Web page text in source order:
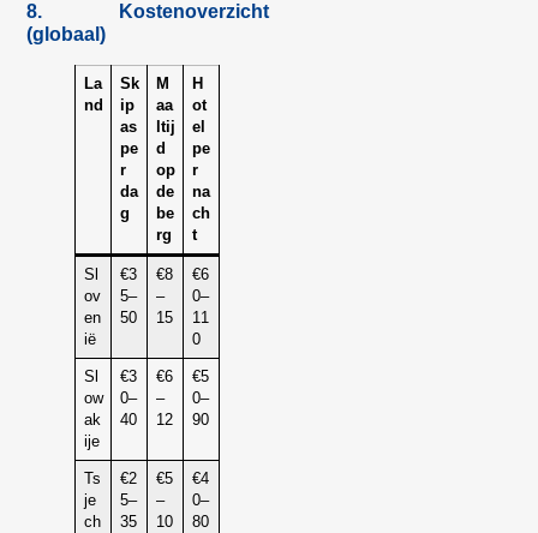
8. Kostenoverzicht
(globaal)
La
nd
Sk
ip
as
pe
r
da
g
M
aa
ltij
d
op
de
be
rg
H
ot
el
pe
r
na
ch
t
Sl
ov
en
ië
€3
5–
50
€8
–
15
€6
0–
11
0
Sl
ow
ak
ije
€3
0–
40
€6
–
12
€5
0–
90
Ts
je
ch
€2
5–
35
€5
–
10
€4
0–
80